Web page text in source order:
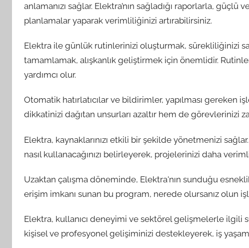
anlamanızı sağlar. Elektra’nın sağladığı raporlarla,
planlamalar yaparak verimliliğinizi artırabilirsiniz.
Elektra ile günlük rutinlerinizi oluşturmak, sürekliliğinizi
tamamlamak, alışkanlık geliştirmek için önemlidir.
yardımcı olur.
Otomatik hatırlatıcılar ve bildirimler, yapılması gereken
dikkatinizi dağıtan unsurları azaltır hem de görevlerinizi
Elektra, kaynaklarınızı etkili bir şekilde yönetmenizi
nasıl kullanacağınızı belirleyerek, projelerinizi daha
Uzaktan çalışma döneminde, Elektra'nın sunduğu
erişim imkanı sunan bu program, nerede olursanız olun
Elektra, kullanıcı deneyimi ve sektörel gelişmelerle ilgili
kişisel ve profesyonel gelişiminizi destekleyerek, iş